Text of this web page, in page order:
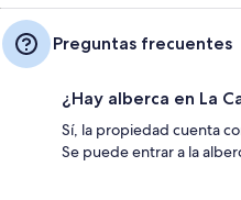
Preguntas frecuentes
¿Hay alberca en La
Sí, la propiedad cuenta
Se puede entrar a la